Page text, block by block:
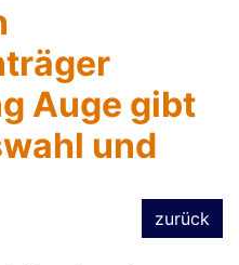
Auge gibt
und
zurück